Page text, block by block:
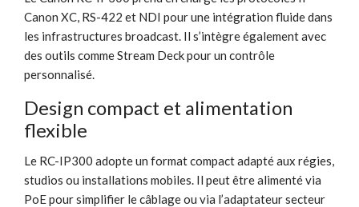
Canon XC, RS-422 et NDI pour une intégration fluide dans
les infrastructures broadcast. Il s’intègre également avec
des outils comme Stream Deck pour un contrôle
personnalisé.
Design compact et alimentation
flexible
Le RC-IP300 adopte un format compact adapté aux régies,
studios ou installations mobiles. Il peut être alimenté via
PoE pour simplifier le câblage ou via l’adaptateur secteur